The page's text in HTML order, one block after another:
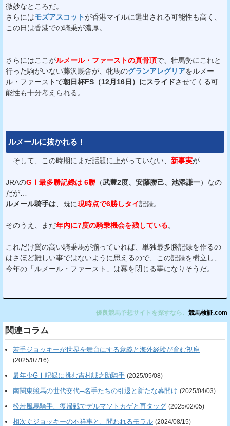
微妙なところだ。
さらにはモズアスコットが香港マイルに選出される可能性も高く、
この日は香港での騎乗が濃厚。
さらにはここがルメール・ファーストの真骨頂で、牡馬勢にこれと
行った駒がいない藤沢厩舎が、牝馬のグランアレグリアをルメー
ル・ファーストで朝日杯FS（12月16日）にスライドさせてくる可
能性も十分考えられる。
ルメールに抜かれる！
…そして、この時期にまだ話題に上がっていない、 新事実が…
JRAのGⅠ最多勝記録は 6勝 （武豊2度、安藤勝己、池添謙一）なの
だが…
ルメール騎手は 、既に現時点で6勝しタイ記録。
そのうえ、まだ年内に7度の騎乗機会を残している。
これだけ質の高い騎乗馬が揃っていれば、単独最多勝記録を作るの
はさほど難しい事ではないように思えるので、この記録を樹立し、
今年の「ルメール・ファースト」は幕を閉じる事になりそうだ。
優良競馬予想サイトを探すなら、 競馬検証.com
関連コラム
若手ジョッキーが世界を舞台にする意義と海外経験が育む視座
(2025/07/16)
最年少GⅠ記録に挑む吉村誠之助騎手 (2025/05/08)
南関東競馬の世代交代─名手たちの引退と新たな幕開け (2025/04/03)
松若風馬騎手、復帰戦でデルマソトカゲと再タッグ (2025/02/05)
相次ぐジョッキーの不祥事と、問われるモラル (2024/08/15)